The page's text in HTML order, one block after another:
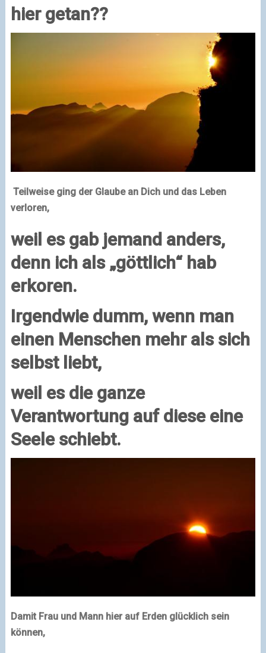
hier getan??
Teilweise ging der Glaube an Dich und das Leben
verloren,
weil es gab jemand anders,
denn ich als „göttlich“ hab
erkoren.
Irgendwie dumm, wenn man
einen Menschen mehr als sich
selbst liebt,
weil es die ganze
Verantwortung auf diese eine
Seele schiebt.
Damit Frau und Mann hier auf Erden glücklich sein
können,